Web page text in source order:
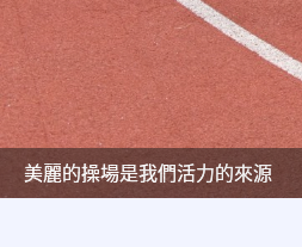
美麗的操場是我們活力的來源
美麗的操場是我們活力的來源
煥然一新的小司令台
煥然一新的小司令台
富含桃園埤塘田園風光意象的中廊
富含桃園埤塘田園風光意象的中廊
嶄新的中庭廣場
嶄新的中庭廣場
水生池生生不息
水生池生生不息